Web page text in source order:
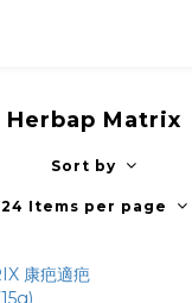
Herbap Matrix
Sort by
24 Items per page